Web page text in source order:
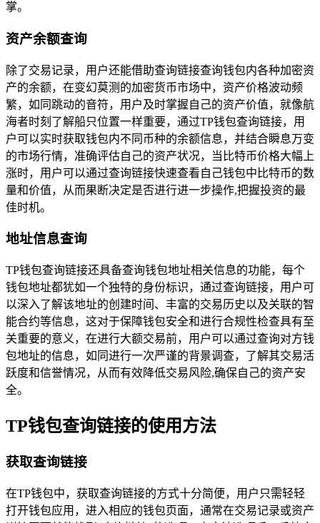
掌。
资产余额查询
除了交易记录，用户还能借助查询链接查询钱包内各种加密资
产的余额，在变幻莫测的加密货币市场中，资产价格波动频
繁，如同跳动的音符，用户及时掌握自己的资产价值，就像航
海者时刻了解船只位置一样重要，通过TP钱包查询链接，用
户可以实时获取钱包内不同币种的余额信息，并结合瞬息万变
的市场行情，准确评估自己的资产状况，当比特币价格大幅上
涨时，用户可以通过查询链接快速查看自己钱包中比特币的数
量和价值，从而果断决定是否进行进一步操作,把握投资的最
佳时机。
地址信息查询
TP钱包查询链接还具备查询钱包地址相关信息的功能，每个
钱包地址都犹如一个独特的身份标识，通过查询链接，用户可
以深入了解该地址的创建时间、丰富的交易历史以及关联的智
能合约等信息，这对于保障钱包安全和进行合规性检查具有至
关重要的意义，在进行大额交易前，用户可以通过查询对方钱
包地址的信息，如同进行一次严谨的背景调查，了解其交易活
跃度和信誉情况，从而有效降低交易风险,确保自己的资产安
全。
TP钱包查询链接的使用方法
获取查询链接
在TP钱包中，获取查询链接的方式十分简便，用户只需轻轻
打开钱包应用，进入相应的钱包页面，通常在交易记录或资产